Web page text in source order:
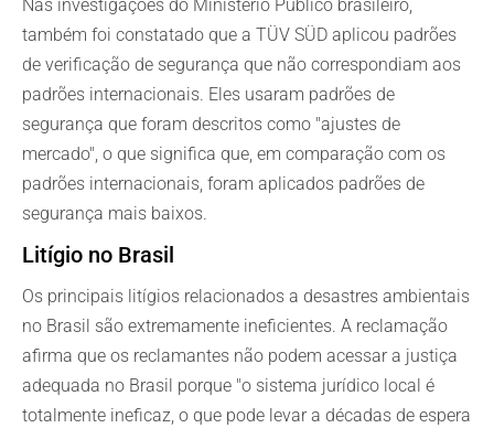
Nas investigações do Ministério Público brasileiro,
também foi constatado que a TÜV SÜD aplicou padrões
de verificação de segurança que não correspondiam aos
padrões internacionais. Eles usaram padrões de
segurança que foram descritos como "ajustes de
mercado", o que significa que, em comparação com os
padrões internacionais, foram aplicados padrões de
segurança mais baixos.
Litígio no Brasil
Os principais litígios relacionados a desastres ambientais
no Brasil são extremamente ineficientes. A reclamação
afirma que os reclamantes não podem acessar a justiça
adequada no Brasil porque "o sistema jurídico local é
totalmente ineficaz, o que pode levar a décadas de espera